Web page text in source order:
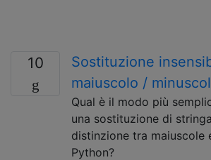
10
Sostituzione
maiuscolo /
Qual è il modo più
una sostituzione di
distinzione tra maiuscole
Python?